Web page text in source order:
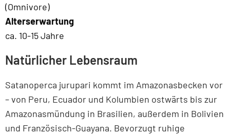
(Omnivore)
Alterserwartung
ca. 10-15 Jahre
Natürlicher Lebensraum
Satanoperca jurupari kommt im Amazonasbecken vor
– von Peru, Ecuador und Kolumbien ostwärts bis zur
Amazonasmündung in Brasilien, außerdem in Bolivien
und Französisch-Guayana. Bevorzugt ruhige